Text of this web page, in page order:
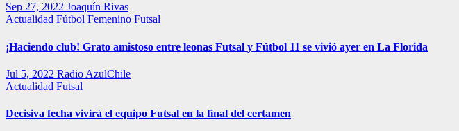
Sep 27, 2022 Joaquín Rivas
Actualidad Fútbol Femenino Futsal
¡Haciendo club! Grato amistoso entre leonas Futsal y Fútbol 11 se vivió ayer en La Florida
Jul 5, 2022 Radio AzulChile
Actualidad Futsal
Decisiva fecha vivirá el equipo Futsal en la final del certamen